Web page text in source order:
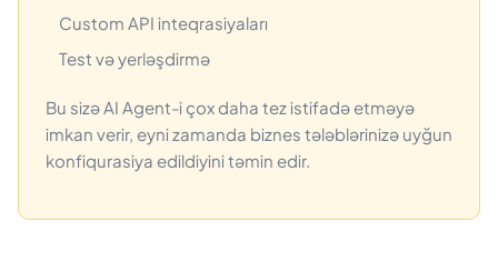
Custom API inteqrasiyaları
Test və yerləşdirmə
Bu sizə AI Agent-i çox daha tez istifadə etməyə
imkan verir, eyni zamanda biznes tələblərinizə uyğun
konfiqurasiya edildiyini təmin edir.